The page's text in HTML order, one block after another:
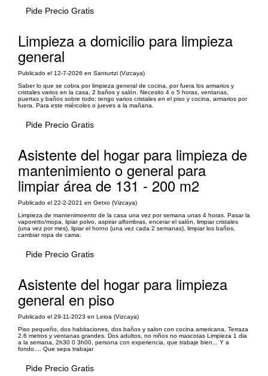
Pide Precio Gratis
Limpieza a domicilio para limpieza
general
Publicado el 12-7-2026 en Santurtzi (Vizcaya)
Saber lo que se cobra por limpieza general de cocina, por fuera los armarios y
cristales varios en la casa, 2 baños y salón. Necesito 4 o 5 horas, ventanas,
puertas y baños sobre todo; tengo varios cristales en el piso y cocina, armarios por
fuera. Para este miércoles o jueves a la mañana.
Pide Precio Gratis
Asistente del hogar para limpieza de
mantenimiento o general para
limpiar área de 131 - 200 m2
Publicado el 22-2-2021 en Getxo (Vizcaya)
Limpieza de mantenimoento de la casa una vez por semana unas 4 horas. Pasar la
vaporetto/mopa, lipiar polvo, aspirar alfombras, encerar el salón, limpiar cristales
(una vez por mes), lipiar el horno (una vez cada 2 semanas), limpiar los baños,
cambiar ropa de cama.
Pide Precio Gratis
Asistente del hogar para limpieza
general en piso
Publicado el 29-11-2023 en Leioa (Vizcaya)
Piso pequeño, dos habitaciones, dos baños y salon con cocina americana. Terraza
2.6 metros y ventanas grandes. Dos adultos, no niños no mascotas Limpieza 1 dia
a la semana, 2h30 0 3h00, persona con experiencia, que trabaje bien... Y a
fondo.... Que sepa trabajar
Pide Precio Gratis